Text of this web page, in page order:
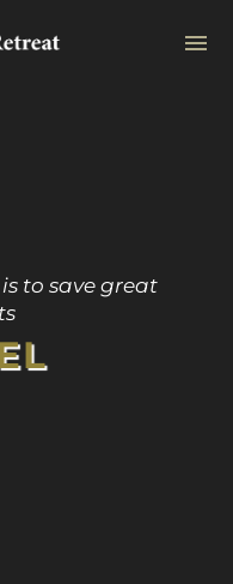
to save great